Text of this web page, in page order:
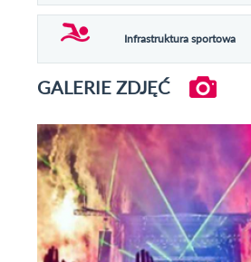
Infrastruktura sportowa
GALERIE ZDJĘĆ